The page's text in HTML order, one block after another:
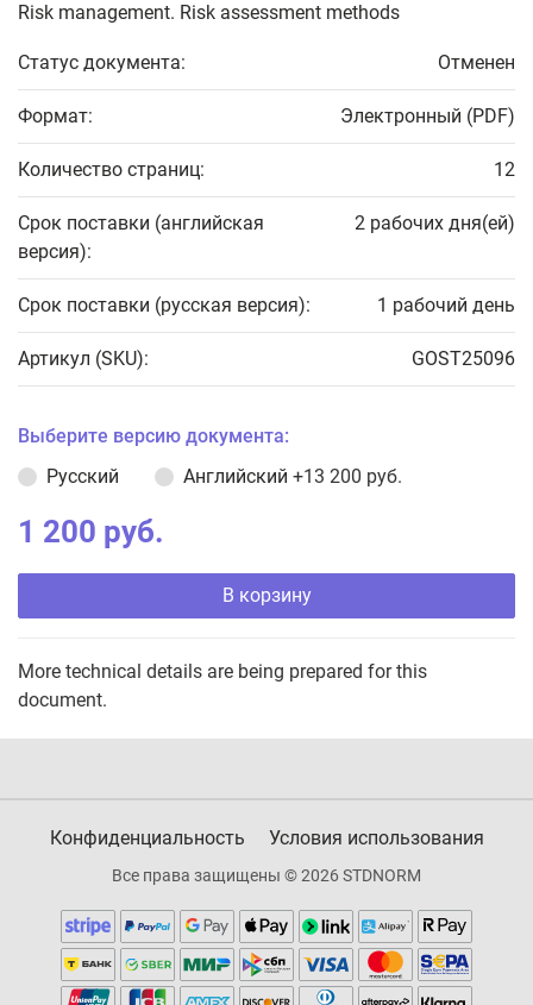
Risk management. Risk assessment methods
Статус документа: Отменен
Формат: Электронный (PDF)
Количество страниц: 12
Срок поставки (английская
версия):
2 рабочих дня(ей)
Срок поставки (русская версия): 1 рабочий день
Артикул (SKU): GOST25096
Выберите версию документа:
Русский
Английский +13 200 руб.
1 200 руб.
В корзину
More technical details are being prepared for this
document.
Конфиденциальность Условия использования
Все права защищены © 2026 STDNORM